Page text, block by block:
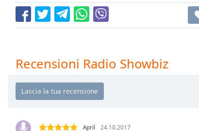
Remaining
Playback
Rate
Chapters
Descriptions
Recensioni Radio Showbiz
April 24.10.2017